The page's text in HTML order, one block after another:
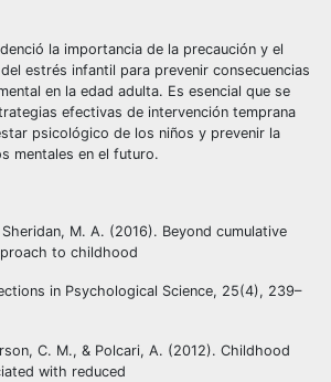
la importancia de la precaución y el
estrés infantil para prevenir consecuencias
en la edad adulta. Es esencial que se
efectivas de intervención temprana
psicológico de los niños y prevenir la
mentales en el futuro.
M. A. (2016). Beyond cumulative
to childhood
in Psychological Science, 25(4), 239–
C. M., & Polcari, A. (2012). Childhood
with reduced